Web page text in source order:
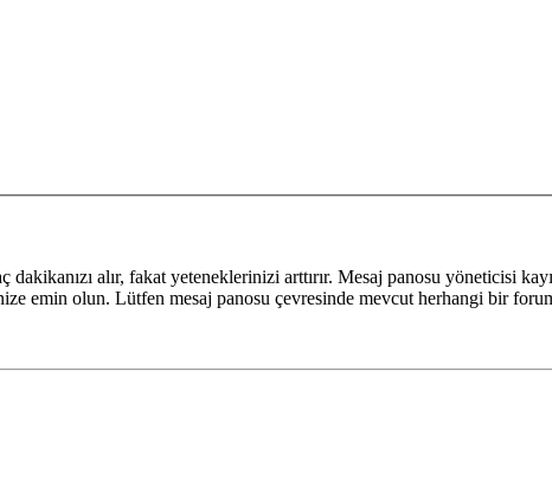
alır, fakat yeteneklerinizi arttırır. Mesaj panosu yöneticisi
emin olun. Lütfen mesaj panosu çevresinde mevcut herhangi bir